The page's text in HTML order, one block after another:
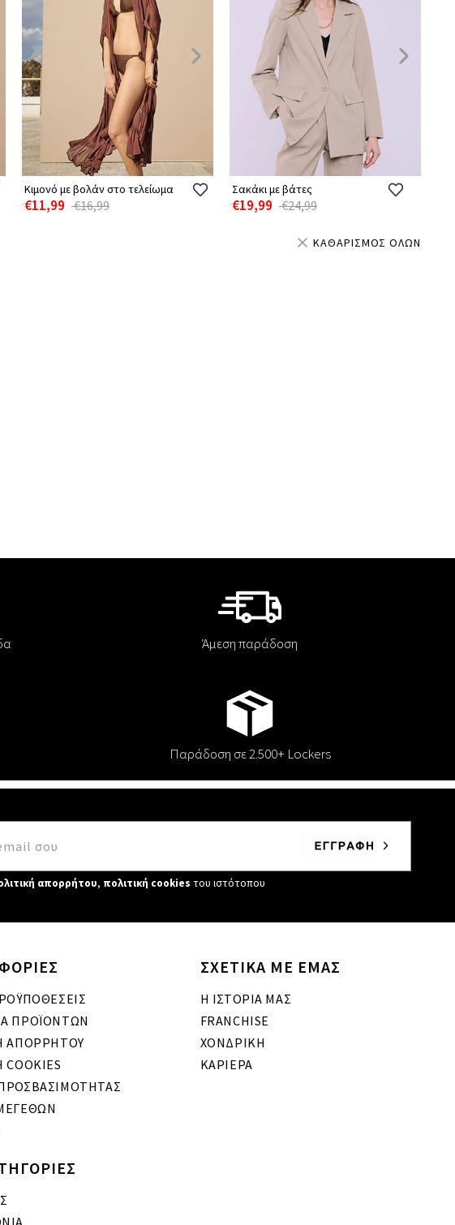
Κιμονό με βολάν στο τελείωμα
€11,99 €16,99
Σακάκι με βάτες
€19,99 €24,99
ΚΑΘΑΡΙΣΜΟΣ ΟΛΩΝ
Άμεση παράδοση
Παράδοση σε 2.500+ Lockers
απορρήτου, πολιτική cookies του ιστότοπου
ΠΡΟΪΟΝΤΩΝ
ΑΠΟΡΡΗΤΟΥ
ΣΧΕΤΙΚΑ ΜΕ ΕΜΑΣ
Η ΙΣΤΟΡΙΑ ΜΑΣ
FRANCHISE
ΧΟΝΔΡΙΚΗ
ΚΑΡΙΕΡΑ